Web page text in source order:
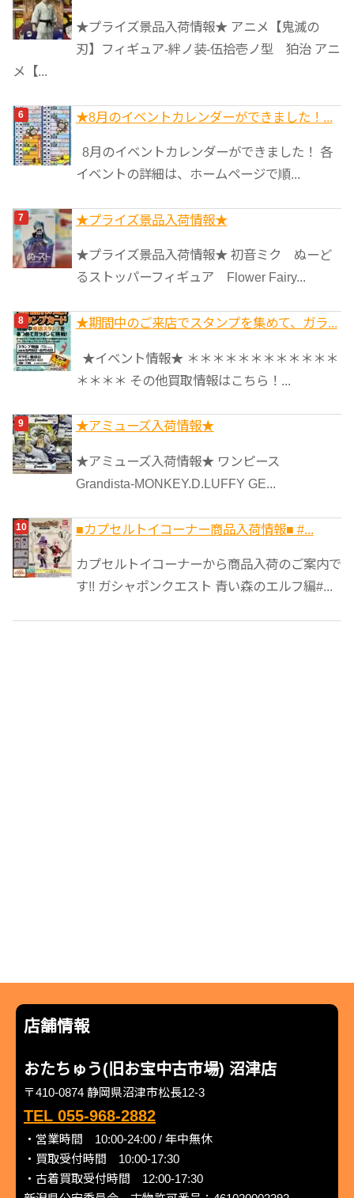
★プライズ景品入荷情報★ アニメ【鬼滅の
刃】フィギュア-絆ノ装-伍拾壱ノ型 狛治 アニ
メ【...
★8月のイベントカレンダーができました！...
8月のイベントカレンダーができました！ 各
イベントの詳細は、ホームページで順...
★プライズ景品入荷情報★
★プライズ景品入荷情報★ 初音ミク ぬーど
るストッパーフィギュア Flower Fairy...
★期間中のご来店でスタンプを集めて、ガラ...
★イベント情報★ ＊＊＊＊＊＊＊＊＊＊＊＊
＊＊＊＊ その他買取情報はこちら！...
★アミューズ入荷情報★
★アミューズ入荷情報★ ワンピース
Grandista-MONKEY.D.LUFFY GE...
■カプセルトイコーナー商品入荷情報■ #...
カプセルトイコーナーから商品入荷のご案内で
す!! ガシャポンクエスト 青い森のエルフ編#...
店舗情報
おたちゅう(旧お宝中古市場) 沼津店
〒410-0874 静岡県沼津市松長12-3
TEL 055-968-2882
・営業時間 10:00-24:00 / 年中無休
・買取受付時間 10:00-17:30
・古着買取受付時間 12:00-17:30